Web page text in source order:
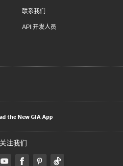
联系我们
API 开发人员
the New GIA App
关注我们